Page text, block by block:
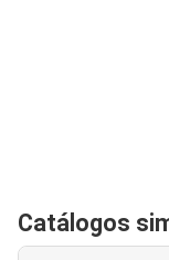
Catálogos